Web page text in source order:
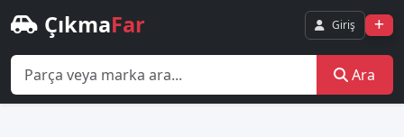
ÇıkmaFar Giriş
Ara